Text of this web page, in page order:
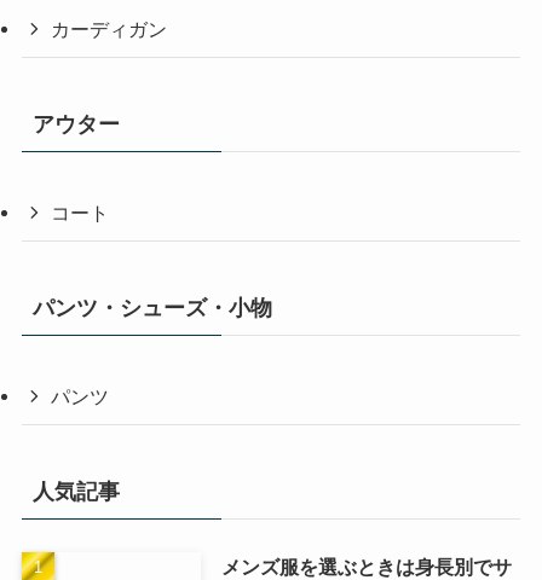
カーディガン
アウター
コート
パンツ・シューズ・小物
パンツ
人気記事
メンズ服を選ぶときは身長別でサ